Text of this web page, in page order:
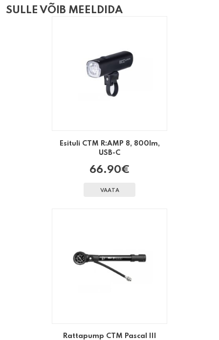
SULLE VÕIB MEELDIDA
Esituli CTM R:AMP 8, 800lm,
USB-C
66.90€
VAATA
Rattapump CTM Pascal III